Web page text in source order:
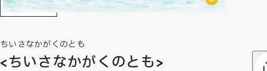
ちいさなかがくのとも
<ちいさなかがくのとも>